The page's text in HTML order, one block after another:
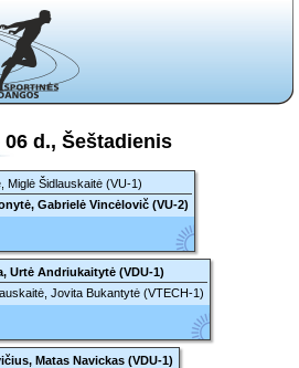
d., Šeštadienis
Miglė Šidlauskaitė (VU-1)
Gabrielė Vincėlovič (VU-2)
Urtė Andriukaitytė (VDU-1)
Jovita Bukantytė (VTECH-1)
Matas Navickas (VDU-1)